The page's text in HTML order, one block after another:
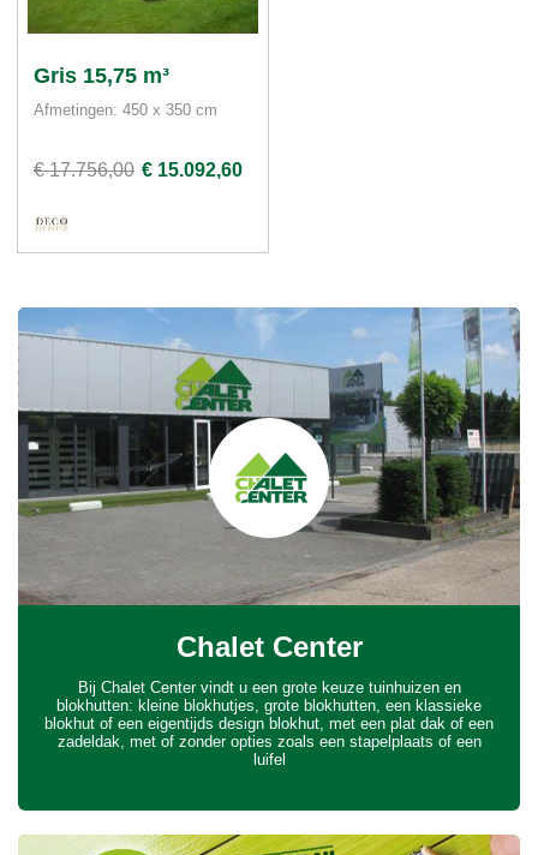
Gris 15,75 m³
Afmetingen: 450 x 350 cm
€ 17.756,00 € 15.092,60
Chalet Center
Bij Chalet Center vindt u een grote keuze tuinhuizen en
blokhutten: kleine blokhutjes, grote blokhutten, een klassieke
blokhut of een eigentijds design blokhut, met een plat dak of een
zadeldak, met of zonder opties zoals een stapelplaats of een
luifel